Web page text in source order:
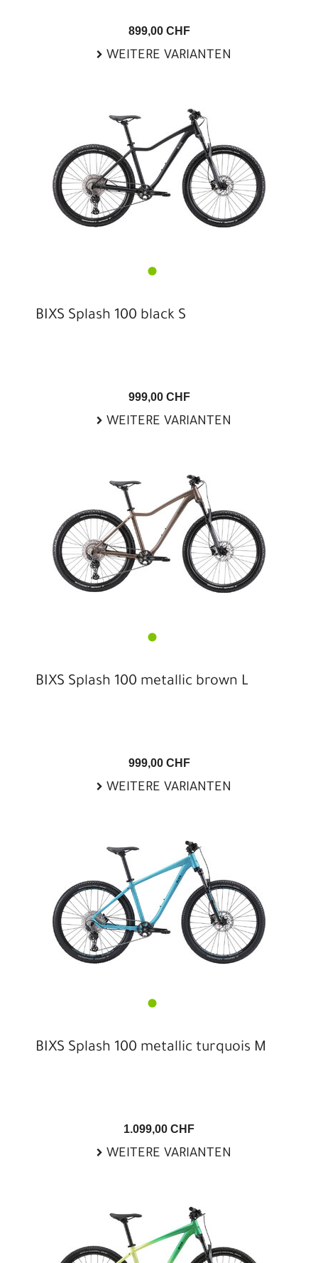
899,00 CHF
WEITERE VARIANTEN
BIXS Splash 100 black S
999,00 CHF
WEITERE VARIANTEN
BIXS Splash 100 metallic brown L
999,00 CHF
WEITERE VARIANTEN
BIXS Splash 100 metallic turquois M
1.099,00 CHF
WEITERE VARIANTEN